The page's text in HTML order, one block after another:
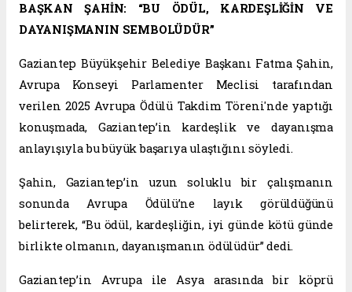
BAŞKAN ŞAHİN: “BU ÖDÜL, KARDEŞLİĞİN VE
DAYANIŞMANIN SEMBOLÜDÜR”
Gaziantep Büyükşehir Belediye Başkanı Fatma Şahin,
Avrupa Konseyi Parlamenter Meclisi tarafından
verilen 2025 Avrupa Ödülü Takdim Töreni'nde yaptığı
konuşmada, Gaziantep’in kardeşlik ve dayanışma
anlayışıyla bu büyük başarıya ulaştığını söyledi.
Şahin, Gaziantep’in uzun soluklu bir çalışmanın
sonunda Avrupa Ödülü’ne layık görüldüğünü
belirterek, “Bu ödül, kardeşliğin, iyi günde kötü günde
birlikte olmanın, dayanışmanın ödülüdür” dedi.
Gaziantep’in Avrupa ile Asya arasında bir köprü